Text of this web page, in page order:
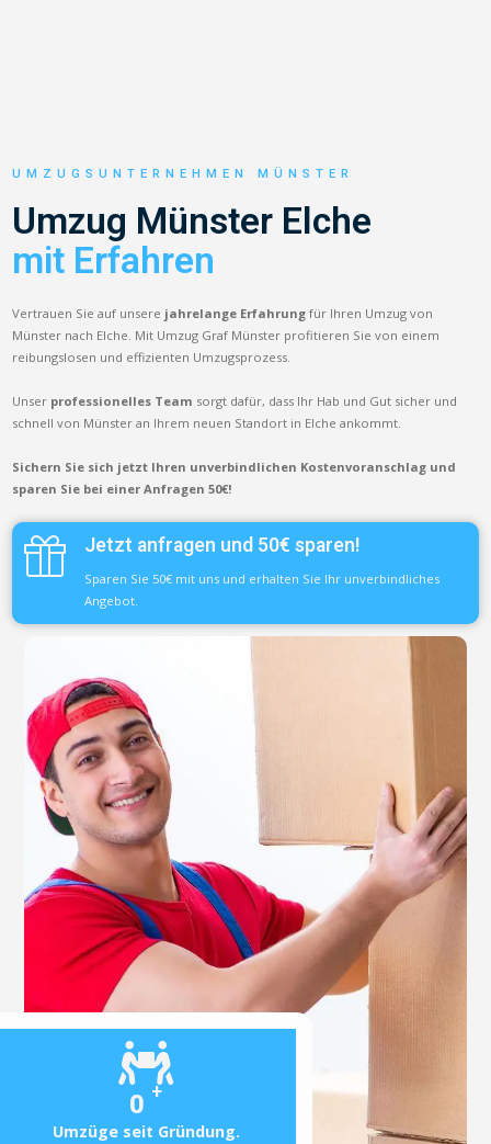
0 +
Umzüge seit Gründung.
UMZUGSUNTERNEHMEN MÜNSTER
Umzug Münster Elche
mit Erfahren
Vertrauen Sie auf unsere jahrelange Erfahrung für Ihren Umzug von
Münster nach Elche. Mit Umzug Graf Münster profitieren Sie von einem
reibungslosen und effizienten Umzugsprozess.
Unser professionelles Team sorgt dafür, dass Ihr Hab und Gut sicher und
schnell von Münster an Ihrem neuen Standort in Elche ankommt.
Sichern Sie sich jetzt Ihren unverbindlichen Kostenvoranschlag und
sparen Sie bei einer Anfragen 50€!
Jetzt anfragen und 50€ sparen!
Sparen Sie 50€ mit uns und erhalten Sie Ihr unverbindliches
Angebot.